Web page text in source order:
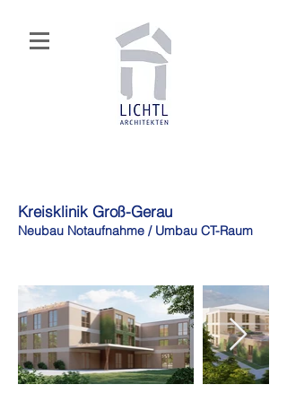
Kreisklinik Groß-Gerau
Neubau Notaufnahme / Umbau CT-Raum